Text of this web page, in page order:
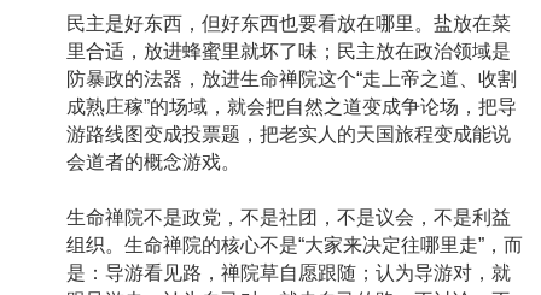
民主是好东西，但好东西也要看放在哪里。盐放在菜
里合适，放进蜂蜜里就坏了味；民主放在政治领域是
防暴政的法器，放进生命禅院这个“走上帝之道、收割
成熟庄稼”的场域，就会把自然之道变成争论场，把导
游路线图变成投票题，把老实人的天国旅程变成能说
会道者的概念游戏。
生命禅院不是政党，不是社团，不是议会，不是利益
组织。生命禅院的核心不是“大家来决定往哪里走”，而
是：导游看见路，禅院草自愿跟随；认为导游对，就